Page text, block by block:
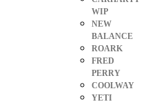
WIP
NEW
BALANCE
ROARK
FRED
PERRY
COOLWAY
YETI